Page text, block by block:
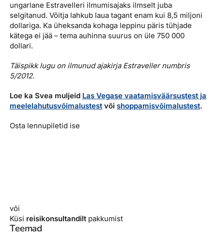
ungarlane Estravelleri ilmumisajaks ilmselt juba
selgitanud. Võitja lahkub laua tagant enam kui 8,5 miljoni
dollariga. Ka üheksanda kohaga leppinu päris tühjade
kätega ei jää – tema auhinna suurus on üle 750 000
dollari.
Täispikk lugu on ilmunud ajakirja Estraveller numbris
5/2012.
Loe ka Svea muljeid Las Vegase vaatamisväärsustest ja
meelelahutusvõimalustest või shoppamisvõimalustest.
Osta lennupiletid ise
või
Küsi reisikonsultandilt pakkumist
Teemad